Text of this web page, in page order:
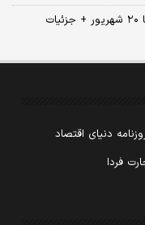
دنیای اقتصاد
فردا